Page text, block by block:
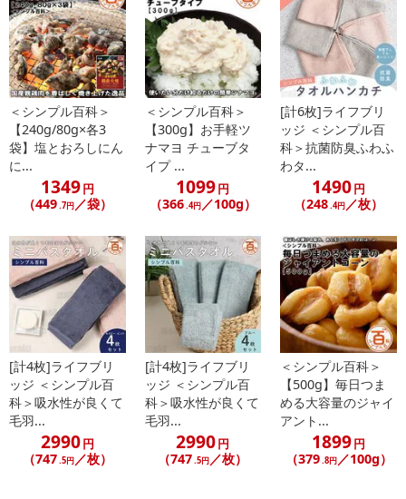
脂 質 ：2.8g
炭水化物 ：68.4g
食塩相当量：5.1g
・注意事項：
※本品製造工場ではそば粉を含む製品を製造しております。
※本品は冷凍保管できません。
※調理の際に熱湯を使用します。やけどにご注意ください。
注意事項
【賞味・消費期限のある商品について】
商品到着時点でのお日持ち期間は、配送日数などにより異なります
のでご了承ください。
【キャンセルについて】
※お申込み後のキャンセルはお受けできません。
記載されている内容を必ずご確認いただき、お届けする商品セット
にご納得いただきましたうえでお申し込みください。
※パッケージ変更や商品リニューアル(成分など含む)等により、参考
の掲載画像や画像内のバーコードなど、お届け商品と多少異なる場
合がございます。
また、[新たな加工食品の原料原産地表示制度]の経過措置期間の終
＜シンプル百科＞
【240g/80g×各3
袋】塩とおろしにん
に...
1349円
（449.7円／袋）
＜シンプル百科＞
【300g】お手軽ツ
ナマヨ チューブタ
イプ ...
1099円
（366.4円／100g）
[計6枚]ライフブリ
ッジ ＜シンプル百
科＞抗菌防臭ふわふ
わタ...
1490円
（248.4円／枚）
[計4枚]ライフブリ
ッジ ＜シンプル百
科＞吸水性が良くて
毛羽...
2990円
（747.5円／枚）
[計4枚]ライフブリ
ッジ ＜シンプル百
科＞吸水性が良くて
毛羽...
2990円
（747.5円 ／枚）
＜シンプル百科＞
【500g】毎日つま
める大容量のジャイ
アント...
1899円
（379.8円／100g）